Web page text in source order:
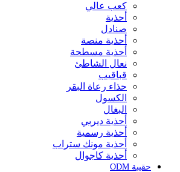
كعب عالي
أحذية
صنادل
أحذية منصة
أحذية مسطحة
نعال الشاطئ
قباقيب
حذاء رعاة البقر
الكسول
البغال
أحذية ديربي
أحذية رسمية
أحذية مونك ستراب
أحذية كاجوال
حقيبة ODM